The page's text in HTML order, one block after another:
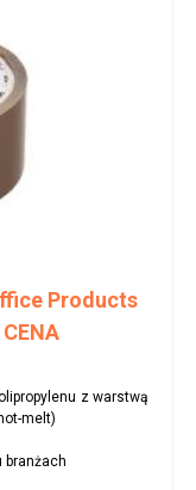
Products
z warstwą
melt)
branżach